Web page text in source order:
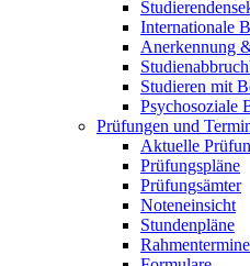
Internationale
Anerkennung
Studieren mit
Psychosoziale
Prüfungen und
Aktuelle
Prüfungspläne
Prüfungsämter
Noteneinsicht
Stundenpläne
Rahmentermine